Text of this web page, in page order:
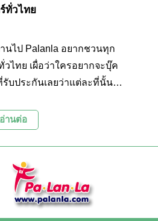
ทั่วไทย
นไป Palanla อยากชวนทุก
ไทย เผื่อว่าใครอยากจะบุ๊ค
รับประกันเลยว่าแต่ละที่นั้น
ให้ได้ฟินกันไปตามๆ กันเลย
อ่านต่อ